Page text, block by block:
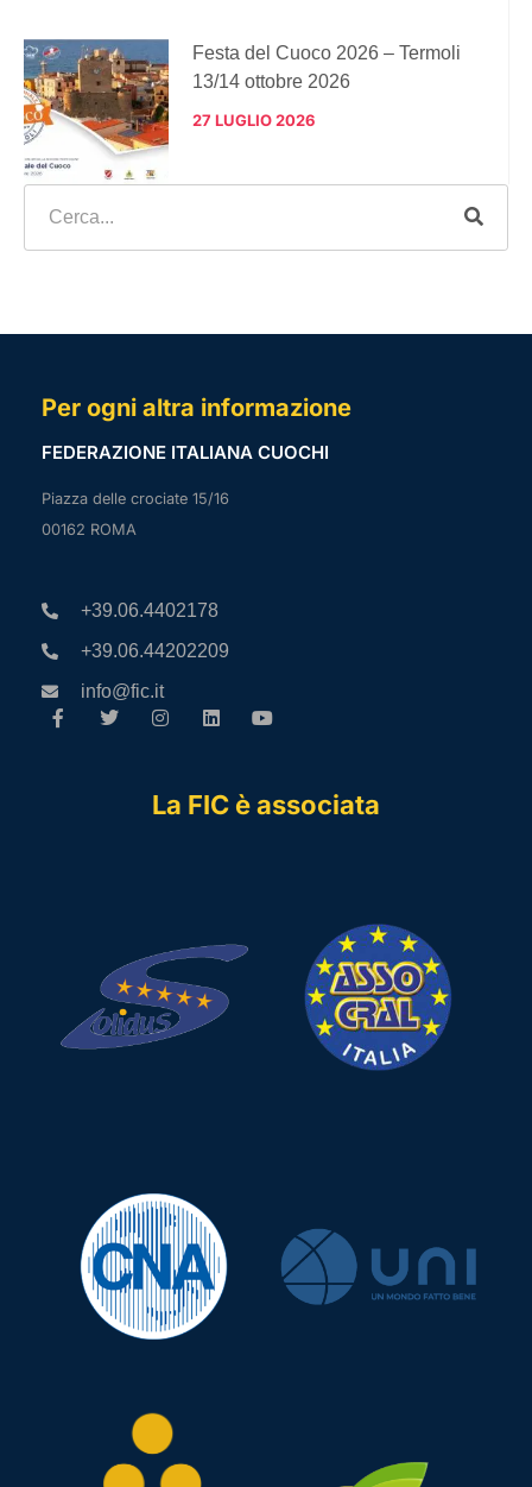
Festa del Cuoco 2026 – Termoli
13/14 ottobre 2026
27 LUGLIO 2026
Per ogni altra informazione
FEDERAZIONE ITALIANA CUOCHI
Piazza delle crociate 15/16
00162 ROMA
+39.06.4402178
+39.06.44202209
info@fic.it
La FIC è associata